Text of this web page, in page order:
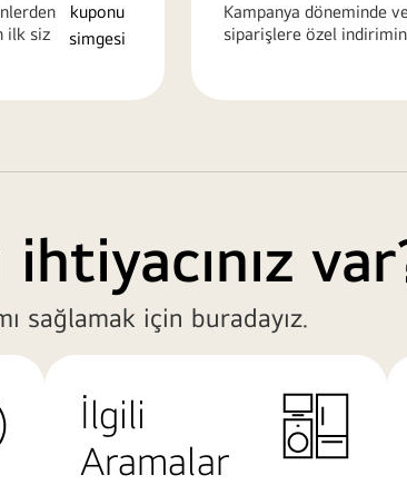
ilk siz
Kampanya döneminde
siparişlere özel
ihtiyacınız
sağlamak için buradayız.
İlgili
Aramalar